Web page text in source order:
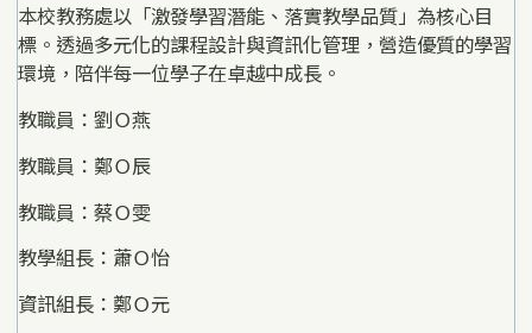
本校教務處以「激發學習潛能、落實教學品質」為核心目
標。透過多元化的課程設計與資訊化管理，營造優質的學習
環境，陪伴每一位學子在卓越中成長。
教職員：劉Ｏ燕
教職員：鄭Ｏ辰
教職員：蔡Ｏ雯
教學組長：蕭Ｏ怡
資訊組長：鄭Ｏ元